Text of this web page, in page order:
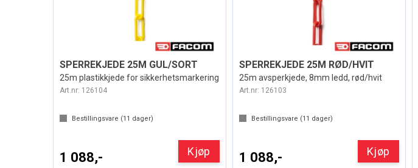
SPERREKJEDE 25M GUL/SORT
25m plastikkjede for sikkerhetsmarkering
Art.nr: 126104
Bestillingsvare (11 dager)
1 088,- Kjøp
SPERREKJEDE 25M RØD/HVIT
25m avsperkjede, 8mm ledd, rød/hvit
Art.nr: 126103
Bestillingsvare (11 dager)
1 088,- Kjøp